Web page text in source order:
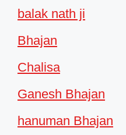
balak nath ji
Bhajan
Chalisa
Ganesh Bhajan
hanuman Bhajan